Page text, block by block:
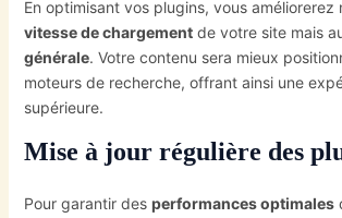
En optimisant vos plugins, vous améliorerez
vitesse de chargementde votre site mais
générale. Votre contenu sera mieux
moteurs de recherche, offrant ainsi une
supérieure.
Mise à jour régulière des
Pour garantir des performances optimales